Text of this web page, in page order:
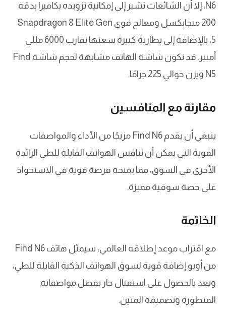
N6، إلا أن الشائعات تشير إلى إمكانية تزويده بكاميرا بدقة
200 ميجابكسل ومعالج قوي Snapdragon 8 Elite Gen
5، بالإضافة إلى بطارية كبيرة سعتها تقارب 6000 مللي
أمبير. قد تكون شاشة الهاتف مشابهة لحجم شاشة Find
N5 ويزن حوالي 225 جرامًا.
مقارنة مع المنافسين
ينبغي أن يقدم Find N6 مزيجًا من الأداء والمواصفات
القوية التي يمكن أن تنافس الهواتف القابلة للطي الرائدة
الأخرى في السوق، مما يمنحه فرصة قوية في الاستحواذ
على حصة سوقية مميزة.
الخاتمة
مع اقتراب موعد إطلاقه العالمي، سيمثل هاتف Find N6
من أوبو إضافة قوية لسوق الهواتف الذكية القابلة للطي،
ويعد بالحصول على استقبال حار بفضل مواصفاته
المتطورة وتصميمه المتين.